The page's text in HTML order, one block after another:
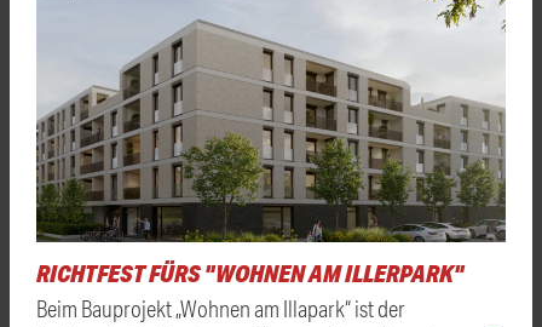
RICHTFEST FÜRS "WOHNEN AM ILLERPARK"
Beim Bauprojekt „Wohnen am Illapark“ ist der